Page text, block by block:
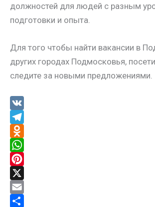
должностей для людей с разным
подготовки и опыта.
Для того чтобы найти вакансии в
других городах Подмосковья,
следите за новыми предложениями.
V
KT
e
l
e
g
r
O
d
n
o
k
W
h
a
t
P
n
X
E